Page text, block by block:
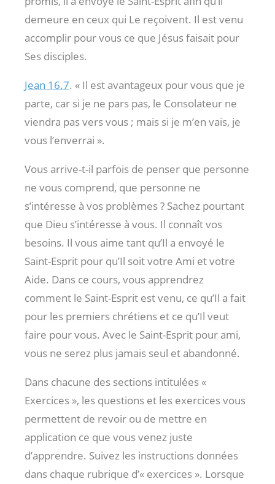
demeure en ceux qui Le reçoivent. Il est venu
accomplir pour vous ce que Jésus faisait pour
Ses disciples.
Jean 16.7. « Il est avantageux pour vous que je
parte, car si je ne pars pas, le Consolateur ne
viendra pas vers vous ; mais si je m’en vais, je
vous l’enverrai ».
Vous arrive-t-il parfois de penser que personne
ne vous comprend, que personne ne
s’intéresse à vos problèmes ? Sachez pourtant
que Dieu s’intéresse à vous. Il connaît vos
besoins. Il vous aime tant qu’Il a envoyé le
Saint-Esprit pour qu’Il soit votre Ami et votre
Aide. Dans ce cours, vous apprendrez
comment le Saint-Esprit est venu, ce qu’Il a fait
pour les premiers chrétiens et ce qu’Il veut
faire pour vous. Avec le Saint-Esprit pour ami,
vous ne serez plus jamais seul et abandonné.
Dans chacune des sections intitulées «
Exercices », les questions et les exercices vous
permettent de revoir ou de mettre en
application ce que vous venez juste
d’apprendre. Suivez les instructions données
dans chaque rubrique d’« exercices ». Lorsque